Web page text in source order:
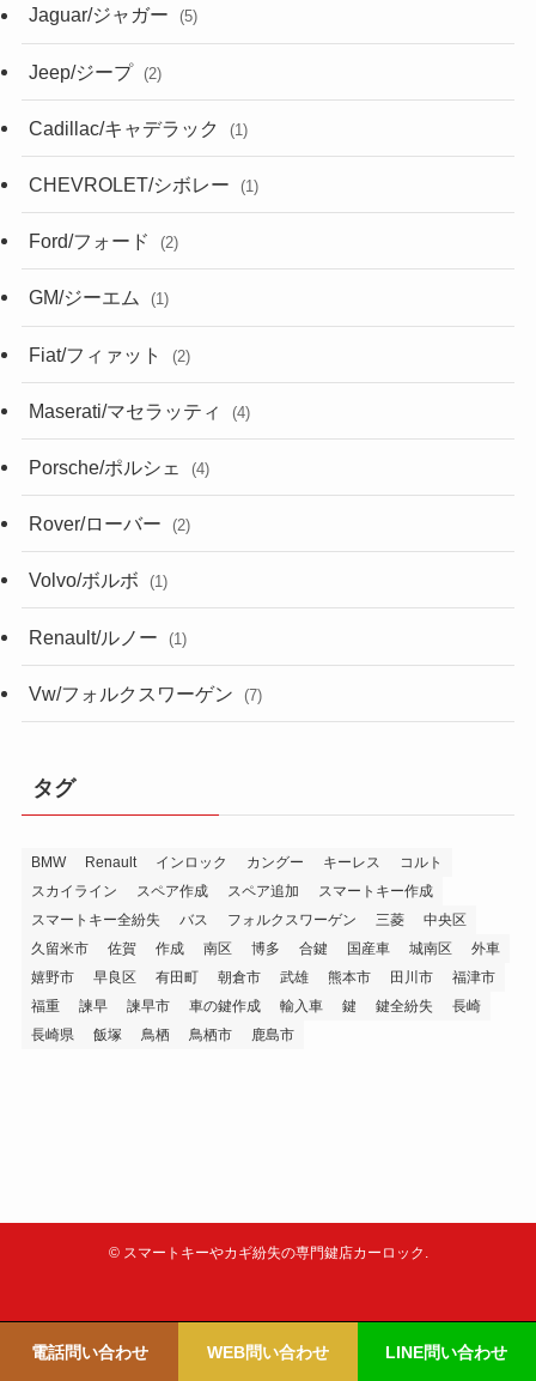
Jaguar/ジャガー (5)
Jeep/ジープ (2)
Cadillac/キャデラック (1)
CHEVROLET/シボレー (1)
Ford/フォード (2)
GM/ジーエム (1)
Fiat/フィァット (2)
Maserati/マセラッティ (4)
Porsche/ポルシェ (4)
Rover/ローバー (2)
Volvo/ボルボ (1)
Renault/ルノー (1)
Vw/フォルクスワーゲン (7)
タグ
BMW Renault インロック カングー キーレス
コルト
スカイライン
スペア作成 スペア追加
スマートキー作成
スマートキー全紛失
バス フォルクスワーゲン 三菱
中央区
久留米市
佐賀 作成 南区 博多 合鍵 国産車 城南区
外車
嬉野市
早良区 有田町 朝倉市 武雄 熊本市 田川市
福津市
福重
諫早 諫早市 車の鍵作成 輸入車 鍵 鍵全紛失
長崎
長崎県
飯塚 鳥栖 鳥栖市 鹿島市
電話問い合わせ WEB問い合わせ LINE問い合わせ
©スマートキーやカギ紛失の専門鍵店カーロック.